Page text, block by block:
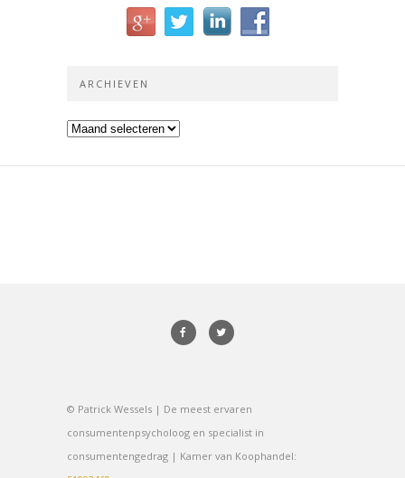
ARCHIEVEN
Archieven
© Patrick Wessels | De meest ervaren
consumentenpsycholoog en specialist in
consumentengedrag | Kamer van Koophandel: